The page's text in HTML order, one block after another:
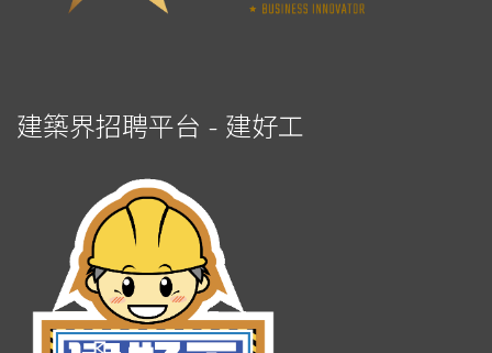
建築界招聘平台 - 建好工